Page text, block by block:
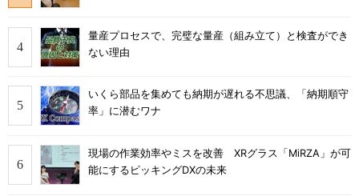
量産プロセスで、完璧な量産（組み立て）と検査ができ
ない理由
いくら部品を集めても納期が遅れる不思議、「納期順守
率」に潜むワナ
現場の作業効率やミスを改善 XRグラス「MiRZA」が可
能にするピッキングDXの未来